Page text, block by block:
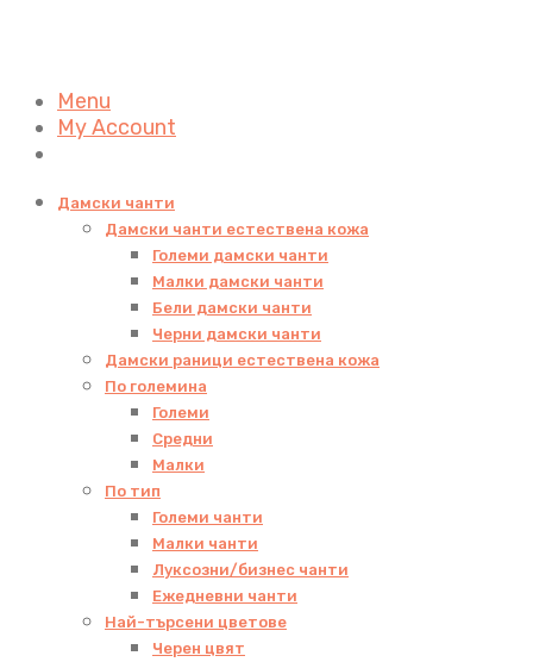
Menu
My Account
Дамски чанти
Дамски чанти естествена кожа
Големи дамски чанти
Малки дамски чанти
Бели дамски чанти
Черни дамски чанти
Дамски раници естествена кожа
По големина
Големи
Средни
Малки
По тип
Големи чанти
Малки чанти
Луксозни/бизнес чанти
Ежедневни чанти
Най-търсени цветове
Черен цвят